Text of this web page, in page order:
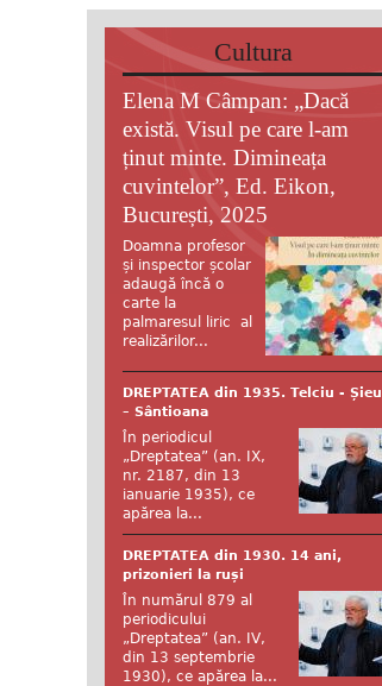
Cultura
Elena M Câmpan: „Dacă
există. Visul pe care l-am
ținut minte. Dimineața
cuvintelor”, Ed. Eikon,
București, 2025
Doamna profesor
și inspector școlar
adaugă încă o
carte la
palmaresul liric al
realizărilor...
DREPTATEA din 1935. Telciu - Șieu
– Sântioana
În periodicul
„Dreptatea” (an. IX,
nr. 2187, din 13
ianuarie 1935), ce
apărea la...
DREPTATEA din 1930. 14 ani,
prizonieri la ruși
În numărul 879 al
periodicului
„Dreptatea” (an. IV,
din 13 septembrie
1930), ce apărea la...